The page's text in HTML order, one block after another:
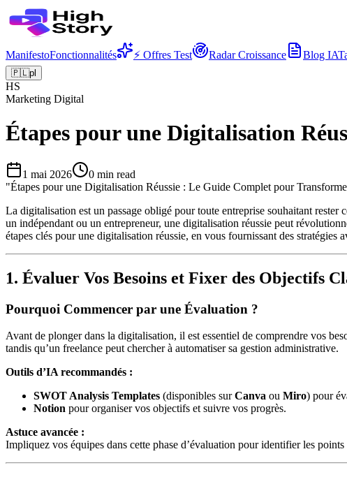
ManifestoFonctionnalités ⚡ Offres Test Radar Croissance Blog IA
🇵🇱pl
HS
Marketing Digital
Étapes pour une Digitalisation
1 mai 2026 0 min read
"Étapes pour une Digitalisation Réussie : Le Guide Complet pour
La digitalisation est un passage obligé pour toute entreprise souhaitant
un indépendant ou un entrepreneur, une digitalisation réussie peut
étapes clés pour une digitalisation réussie, en vous fournissant des
1. Évaluer Vos Besoins et Fixer des Objectifs
Pourquoi Commencer par une Évaluation ?
Avant de plonger dans la digitalisation, il est essentiel de comprendre vos
tandis qu’un freelance peut chercher à automatiser sa gestion administrative.
Outils d’IA recommandés :
SWOT Analysis Templates (disponibles surCanva ou Miro) pour
Notion pour organiser vos objectifs et suivre vos progrès.
Astuce avancée :
Impliquez vos équipes dans cette phase d’évaluation pour identifier les